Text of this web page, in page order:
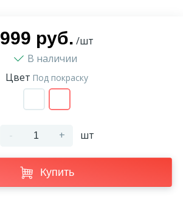
999 руб. /шт
В наличии
Цвет Под покраску
- + шт
Купить